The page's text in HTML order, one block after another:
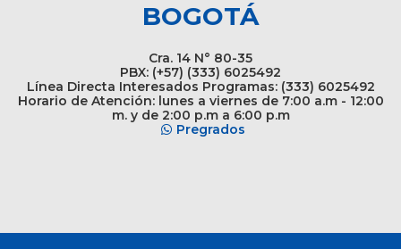
BOGOTÁ
Cra. 14 N° 80-35
PBX: (+57) (333) 6025492
Línea Directa Interesados Programas: (333) 6025492
Horario de Atención: lunes a viernes de 7:00 a.m - 12:00
m. y de 2:00 p.m a 6:00 p.m
Pregrados